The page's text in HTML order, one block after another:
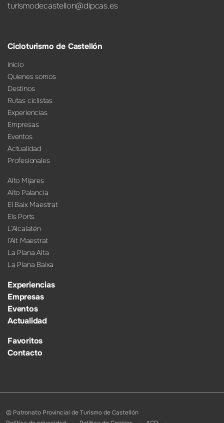
turismodecastellon@dipcas.es
Cicloturismo de Castellón
Inicio
Quienes somos
Destinos
Rutas ciclistas
Experiencias
Empresas
Eventos
Actualidad
Profesionales
Alto Mijares
Alto Palancia
El Baix Maestrat
Els Ports
L’Alcalatén
l’Alt Maestrat
La Plana Alta
La Plana Baixa
Experiencias
Empresas
Eventos
Actualidad
Favoritos
Contacto
© Patronato Provincial de Turismo de Castellón